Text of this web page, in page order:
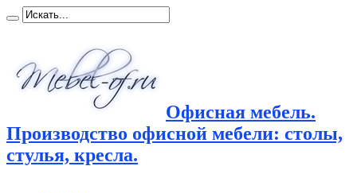
Офисная мебель.
Производство офисной мебели: столы,
стулья, кресла.